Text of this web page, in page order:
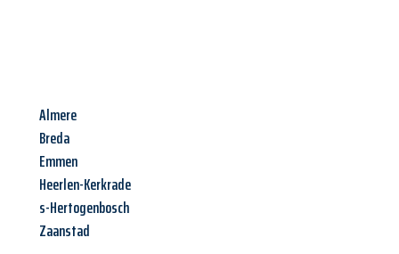
Almere
Breda
Emmen
Heerlen-Kerkrade
s-Hertogenbosch
Zaanstad